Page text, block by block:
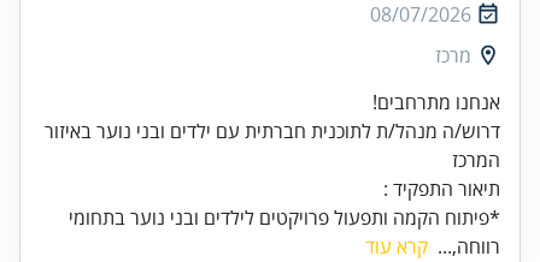
08/07/2026
מרכז
דרוש/ה מנהל/ת לתוכנית חברתית עם ילדים ובני נוער באיזור
תיאור התפקיד :
*פיתוח הקמה ותפעול פרויקטים לילדים ובני נוער בתחומי
רווחה,... קרא עוד